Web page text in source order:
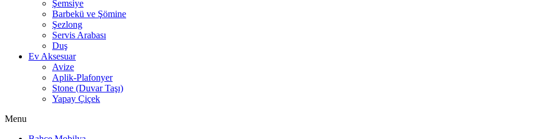
Şemsiye
Barbekü ve Şömine
Şezlong
Servis Arabası
Duş
Ev Aksesuar
Avize
Aplik-Plafonyer
Stone (Duvar Taşı)
Yapay Çiçek
Menu